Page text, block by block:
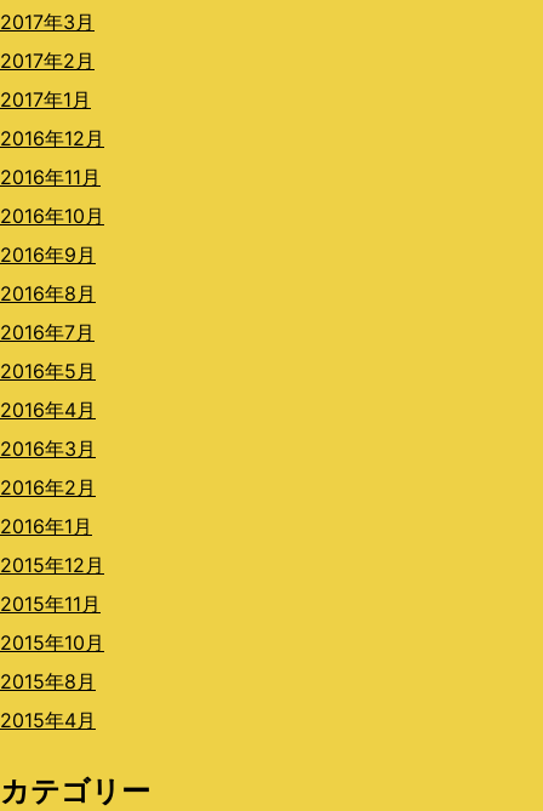
2017年3月
2017年2月
2017年1月
2016年12月
2016年11月
2016年10月
2016年9月
2016年8月
2016年7月
2016年5月
2016年4月
2016年3月
2016年2月
2016年1月
2015年12月
2015年11月
2015年10月
2015年8月
2015年4月
カテゴリー